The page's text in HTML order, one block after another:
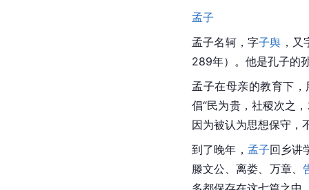
孟子
孟子名轲，字子舆 ，
289年）。他是孔子的
孟子在母亲的教育下
倡“民为贵，社稷次之
因为被认为思想保守，
到了晚年， 孟子回乡讲
滕文公 、离娄、万章、